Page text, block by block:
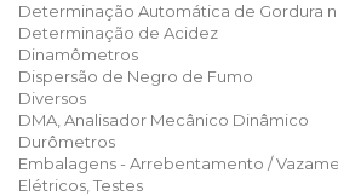
Determinação Automática de Gordura
Determinação de Acidez
Dinamômetros
Dispersão de Negro de Fumo
Diversos
DMA, Analisador Mecânico Dinâmico
Durômetros
Embalagens - Arrebentamento /
Elétricos, Testes